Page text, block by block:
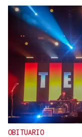
OBITUARIO